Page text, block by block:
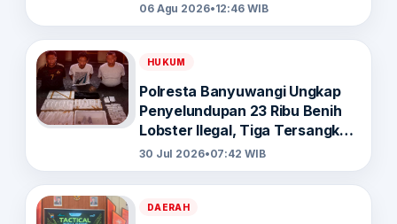
06 Agu 2026•12:46 WIB
HUKUM
Polresta Banyuwangi Ungkap
Penyelundupan 23 Ribu Benih
Lobster Ilegal, Tiga Tersangka
Diamankan
30 Jul 2026•07:42 WIB
DAERAH